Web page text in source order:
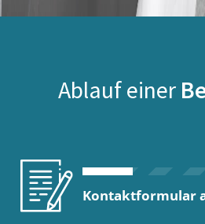
Ablauf einer
Kontaktformular